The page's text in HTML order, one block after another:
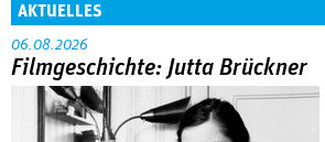
AKTUELLES
06.08.2026
Filmgeschichte: Jutta Brückner